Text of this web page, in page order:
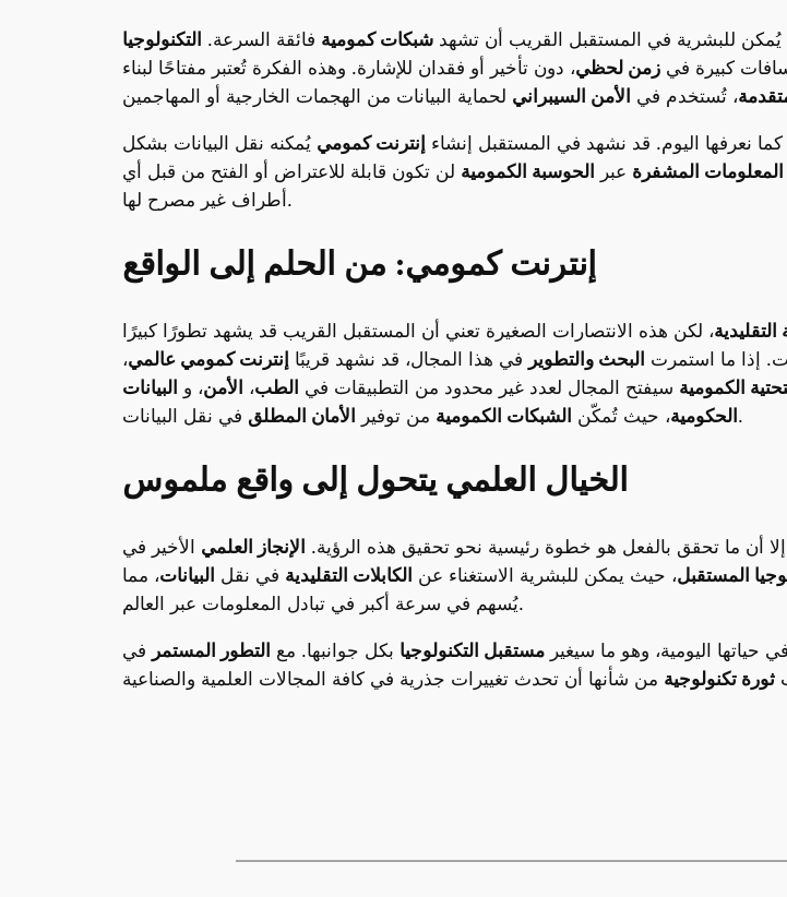
للبشرية في المستقبل القريب أن تشهد شبكات كمومية فائقة السرعة. التكنولوجيا
كبيرة في زمن لحظي، دون تأخير أو فقدان للإشارة. وهذه الفكرة تُعتبر مفتاحًا لبناء
، تُستخدم في الأمن السيبراني
كما نعرفها اليوم. قد نشهد في المستقبل إنشاء إنترنت كمومي يُمكنه نقل البيانات بشكل
المعلومات المشفرة عبر الحوسبة الكمومية لن تكون قابلة للاعتراض أو الفتح من قبل أي
أطراف غير مصرح لها.
إنترنت كمومي: من الحلم إلى الواقع
، لكن هذه الانتصارات الصغيرة تعني أن المستقبل القريب قد يشهد تطورًا كبيرًا
إذا ما استمرت البحث والتطوير في هذا المجال، قد نشهد قريبًا إنترنت كمومي عالمي،
الكمومية سيفتح المجال لعدد غير محدود من التطبيقات في الطب، الأمن، و البيانات
الحكومية، حيث تُمكّن الشبكات الكمومية من توفير الأمان المطلق في نقل البيانات.
الخيال العلمي يتحول إلى واقع ملموس
أن ما تحقق بالفعل هو خطوة رئيسية نحو تحقيق هذه الرؤية. الإنجاز العلمي الأخير في
المستقبل، حيث يمكن للبشرية الاستغناء عن الكابلات التقليدية في نقل البيانات، مما
يُسهم في سرعة أكبر في تبادل المعلومات عبر العالم.
في حياتها اليومية، وهو ما سيغير مستقبل التكنولوجيا بكل جوانبها. مع التطور المستمر في
ثورة تكنولوجية